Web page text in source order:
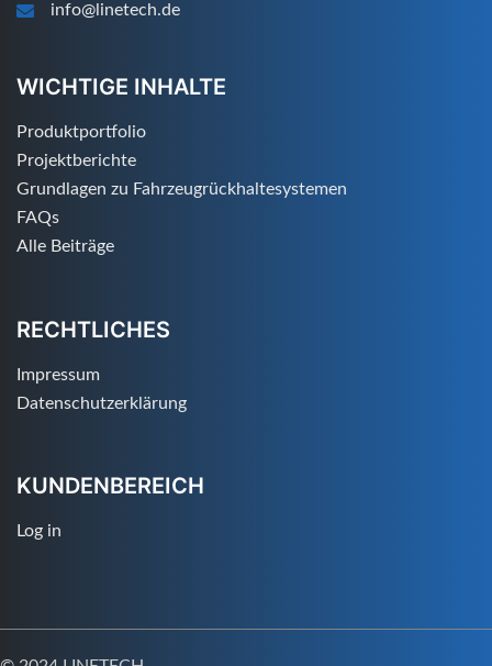
info@linetech.de
WICHTIGE INHALTE
Produktportfolio
Projektberichte
Grundlagen zu Fahrzeugrückhaltesystemen
FAQs
Alle Beiträge
RECHTLICHES
Impressum
Datenschutzerklärung
KUNDENBEREICH
Log in